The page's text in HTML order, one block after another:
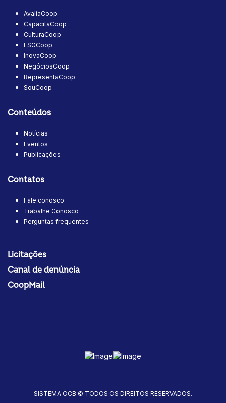
AvaliaCoop
CapacitaCoop
CulturaCoop
ESGCoop
InovaCoop
NegóciosCoop
RepresentaCoop
SouCoop
Conteúdos
Notícias
Eventos
Publicações
Contatos
Fale conosco
Trabalhe Conosco
Perguntas frequentes
Licitações
Canal de denúncia
CoopMail
SISTEMA OCB © TODOS OS DIREITOS RESERVADOS.